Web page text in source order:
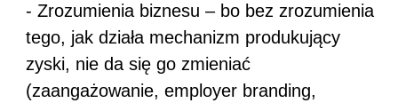
- Zrozumienia biznesu – bo bez zrozumienia
tego, jak działa mechanizm produkujący
zyski, nie da się go zmieniać
(zaangażowanie, employer branding,